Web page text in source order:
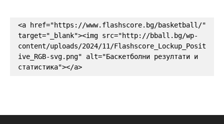
<a href="https://www.flashscore.bg/basketball/"
target="_blank"><img src="http://bball.bg/wp-
content/uploads/2024/11/Flashscore_Lockup_Posit
ive_RGB-svg.png" alt="Баскетболни резултати и
статистика"></a>